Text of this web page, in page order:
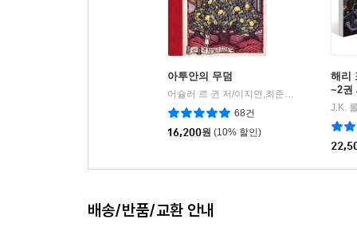
아투안의 무덤
어슐러 르 귄 저/이지연,최준영 역
황금가지
68건
16,200원 (10% 할인)
해리
~2권
J.K.
배송/반품/교환 안내